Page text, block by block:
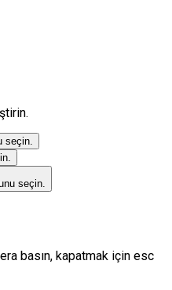
seçin.
seçin.
basın, kapatmak için esc